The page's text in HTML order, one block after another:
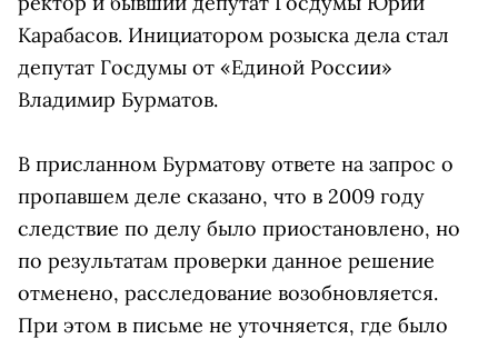
Карабасов. Инициатором розыска дела стал
депутат Госдумы от «Единой России»
Владимир Бурматов.
В присланном Бурматову ответе на запрос о
пропавшем деле сказано, что в 2009 году
следствие по делу было приостановлено, но
по результатам проверки данное решение
отменено, расследование возобновляется.
При этом в письме не уточняется, где было